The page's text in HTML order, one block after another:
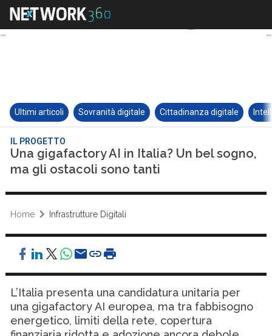
Ultimi articoli Sovranità digitale Cittadinanza digitale
IL PROGETTO
Una gigafactory AI in Italia? Un bel sogno,
ma gli ostacoli sono tanti
Home Infrastrutture Digitali
L’Italia presenta una candidatura unitaria per
una gigafactory AI europea, ma tra fabbisogno
energetico, limiti della rete, copertura